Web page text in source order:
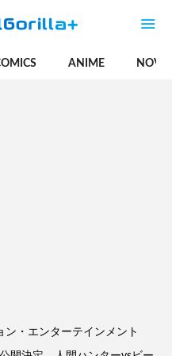
ANIME
ン・エンターテインメント